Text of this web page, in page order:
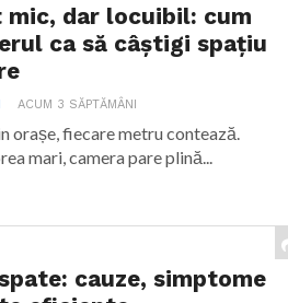
mic, dar locuibil: cum
ca să câștigi spațiu
ACUM 3 SĂPTĂMÂNI
orașe, fiecare metru contează.
mari, camera pare plină...
cauze, simptome